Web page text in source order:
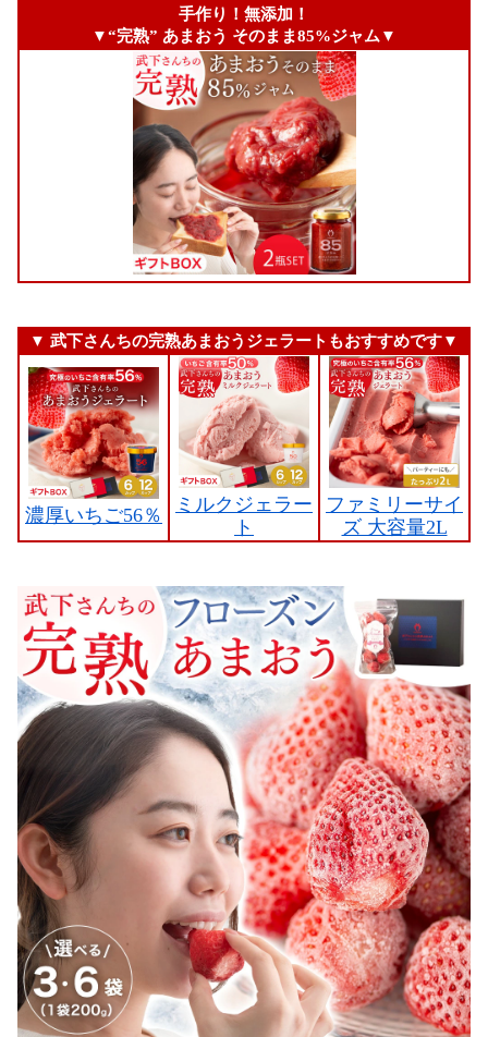
手作り！無添加！
▼“完熟” あまおう そのまま85%ジャム▼
▼ 武下さんちの完熟あまおうジェラートもおすすめです▼
濃厚いちご56％
ミルクジェラー
ト
ファミリーサイ
ズ 大容量2L